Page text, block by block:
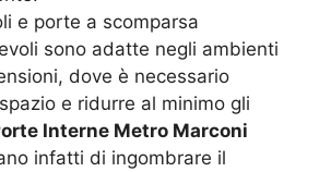
e porte a scomparsa
sono adatte negli ambienti
dove è necessario
e ridurre al minimo gli
Interne Metro Marconi
infatti di ingombrare il